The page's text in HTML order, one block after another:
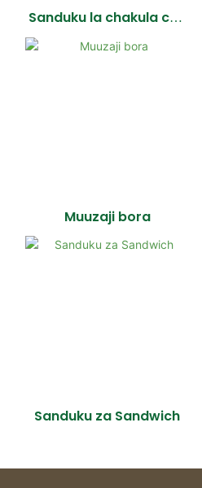
Sanduku la chakula cha
kutolewa
Muuzaji bora
Sanduku za Sandwich